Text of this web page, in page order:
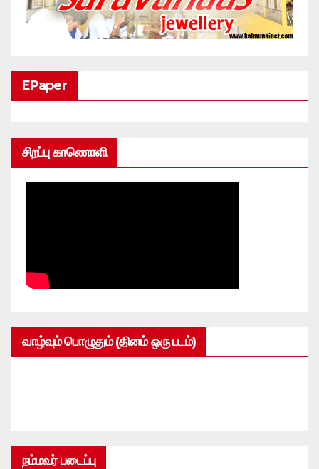
EPaper
சிறப்பு காணொளி
வாழ்வும் பொழுதும் (தினம் ஒரு படம்)
நம்மவர் படைப்பு